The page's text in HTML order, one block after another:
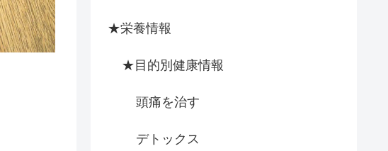
★栄養情報
★目的別健康情報
頭痛を治す
デトックス